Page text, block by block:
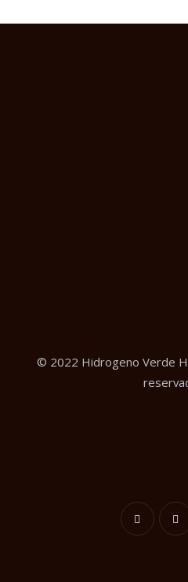
© 2022 Hidrogeno Verde